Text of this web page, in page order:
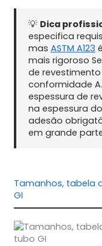
💡 Dica
especifica
mas ASTM A123
mais rigoroso
de
conformidade A.
espessura de
na espessura
adesão
em grande
Tamanhos, tabela
GI